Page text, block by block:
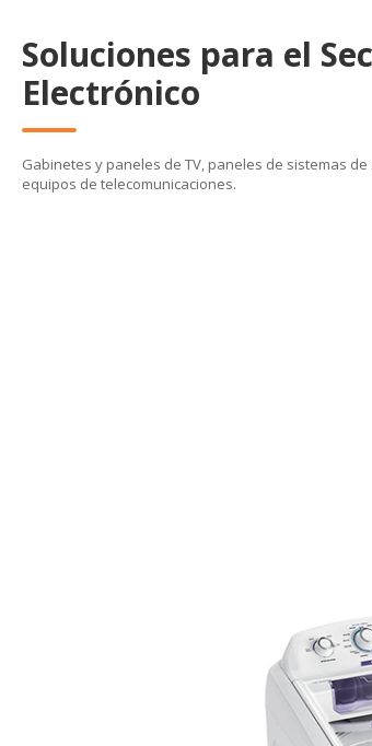
Soluciones para el
Electrónico
Gabinetes y paneles de TV, paneles de sistemas
equipos de telecomunicaciones.